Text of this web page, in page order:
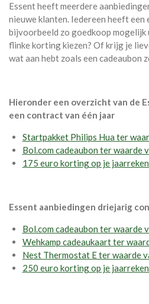
Essent heeft meerdere
nieuwe klanten. Iedereen heeft
bijvoorbeeld zo goedkoop mogelijk
flinke korting kiezen? Of krijg je
wat aan hebt zoals een cadeaubon
Hieronder een overzicht van de
een contract van één jaar
Startpakket Philips Hua ter
Bol.com cadeaubon ter waarde
175 euro korting op je
Essent aanbiedingen driejarig
Bol.com cadeaubon ter waarde
Wehkamp cadeaukaart ter
Nest Thermostat E ter waarde
250 euro korting op je